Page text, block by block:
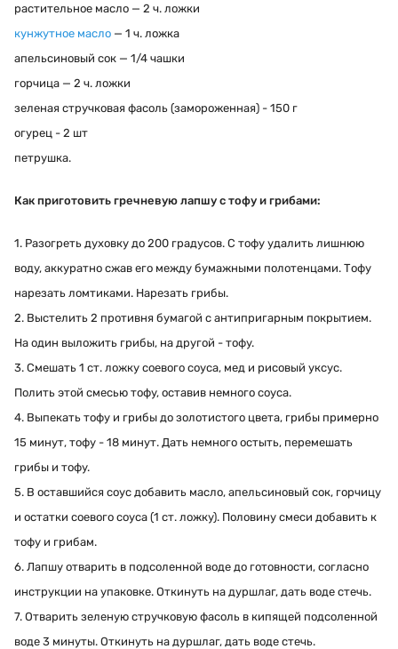
растительное масло — 2 ч. ложки
кунжутное масло — 1 ч. ложка
апельсиновый сок — 1/4 чашки
горчица — 2 ч. ложки
зеленая стручковая фасоль (замороженная) - 150 г
огурец - 2 шт
петрушка.
Как приготовить гречневую лапшу с тофу и грибами:
1. Разогреть духовку до 200 градусов. С тофу удалить лишнюю
воду, аккуратно сжав его между бумажными полотенцами. Тофу
нарезать ломтиками. Нарезать грибы.
2. Выстелить 2 противня бумагой с антипригарным покрытием.
На один выложить грибы, на другой - тофу.
3. Смешать 1 ст. ложку соевого соуса, мед и рисовый уксус.
Полить этой смесью тофу, оставив немного соуса.
4. Выпекать тофу и грибы до золотистого цвета, грибы примерно
15 минут, тофу - 18 минут. Дать немного остыть, перемешать
грибы и тофу.
5. В оставшийся соус добавить масло, апельсиновый сок, горчицу
и остатки соевого соуса (1 ст. ложку). Половину смеси добавить к
тофу и грибам.
6. Лапшу отварить в подсоленной воде до готовности, согласно
инструкции на упаковке. Откинуть на дуршлаг, дать воде стечь.
7. Отварить зеленую стручковую фасоль в кипящей подсоленной
воде 3 минуты. Откинуть на дуршлаг, дать воде стечь.